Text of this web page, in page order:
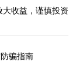
收益，谨慎投资
骗指南